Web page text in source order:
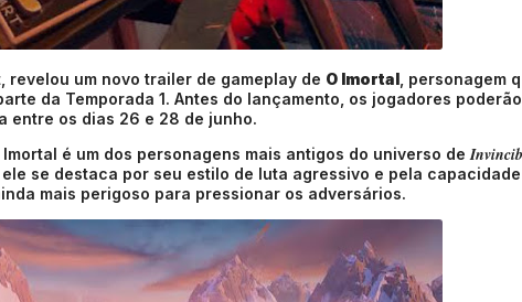
revelou um novo trailer de gameplay de O Imortal , personagem
da Temporada 1. Antes do lançamento, os jogadores poderão
entre os dias 26 e 28 de junho.
Imortal é um dos personagens mais antigos do universo de
se destaca por seu estilo de luta agressivo e pela
mais perigoso para pressionar os adversários.